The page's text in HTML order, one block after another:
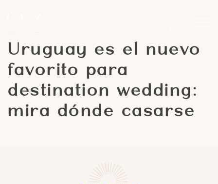
Uruguay es el nuevo
favorito para
destination wedding:
mira dónde casarse